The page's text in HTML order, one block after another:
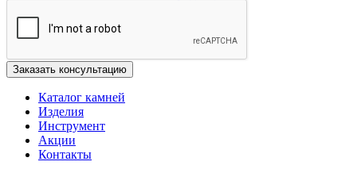
Каталог камней
Изделия
Инструмент
Акции
Контакты